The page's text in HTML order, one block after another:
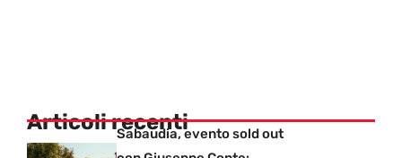
Articoli recentiSabaudia, evento sold out